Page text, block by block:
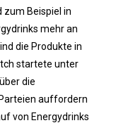
zum Beispiel in
mehr an
die Produkte in
startete unter
die
auffordern
von Energydrinks